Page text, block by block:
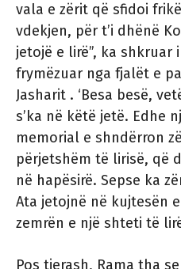
vala e zërit që sfidoi
vdekjen, për t’i dhënë
jetojë e lirë”, ka shkruar
frymëzuar nga fjalët e
Jasharit . ‘Besa besë,
s’ka në këtë jetë. Edhe
memorial e shndërron
përjetshëm të lirisë, që
në hapësirë. Sepse ka
Ata jetojnë në kujtesën
zemrën e një shteti të
Pos tjerash, Rama tha